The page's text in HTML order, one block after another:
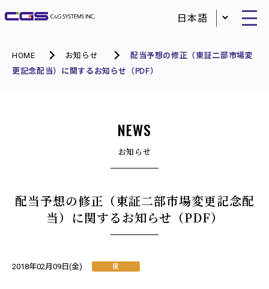
HOME お知らせ
配当予想の修正（東証二部市場変
更記念配当）に関するお知らせ（PDF）
NEWS
お知らせ
配当予想の修正（東証二部市場変更記念配
当）に関するお知らせ（PDF）
2018年02月09日(金) IR